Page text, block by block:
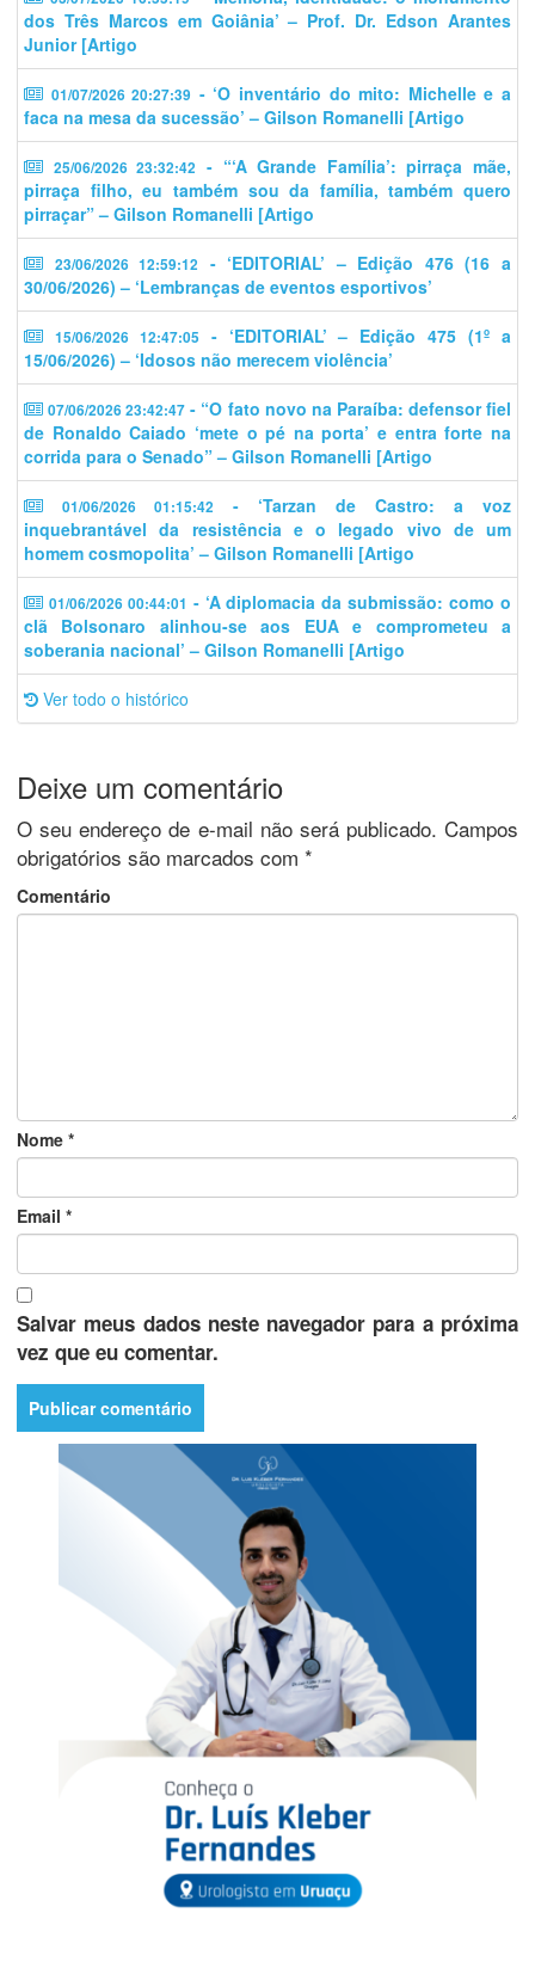
dos Três Marcos em Goiânia’ – Prof. Dr. Edson Arantes
Junior [Artigo
01/07/2026 20:27:39 - ‘O inventário do mito: Michelle e a
faca na mesa da sucessão’ – Gilson Romanelli [Artigo
25/06/2026 23:32:42 - “‘A Grande Família’: pirraça mãe,
pirraça filho, eu também sou da família, também quero
pirraçar” – Gilson Romanelli [Artigo
23/06/2026 12:59:12
- ‘EDITORIAL’ – Edição 476 (16 a
30/06/2026) – ‘Lembranças de eventos esportivos’
15/06/2026 12:47:05
- ‘EDITORIAL’ – Edição 475 (1º a
15/06/2026) – ‘Idosos não merecem violência’
07/06/2026 23:42:47 - “O fato novo na Paraíba: defensor fiel
de Ronaldo Caiado ‘mete o pé na porta’ e entra forte na
corrida para o Senado” – Gilson Romanelli [Artigo
01/06/2026 01:15:42
- ‘Tarzan de Castro: a voz
inquebrantável da resistência e o legado vivo de um
homem cosmopolita’ – Gilson Romanelli [Artigo
01/06/2026 00:44:01 - ‘A diplomacia da submissão: como o
clã Bolsonaro alinhou-se aos EUA e comprometeu a
soberania nacional’ – Gilson Romanelli [Artigo
Ver todo o histórico
Deixe um comentário
O seu endereço de e-mail não será publicado. Campos
obrigatórios são marcados com *
Comentário
Nome *
Email *
Salvar meus dados neste navegador para a próxima
vez que eu comentar.